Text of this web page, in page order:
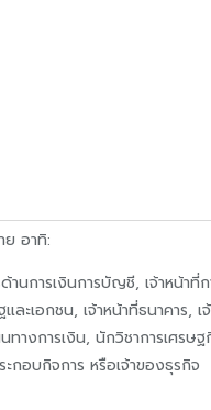
ย อาทิ:
ด้านการเงินการบัญชี, เจ้าห
ะเอกชน, เจ้าหน้าที่ธนาคาร, เ
างการเงิน, นักวิชาการเศร
กอบกิจการ หรือเจ้าของธุรกิจ